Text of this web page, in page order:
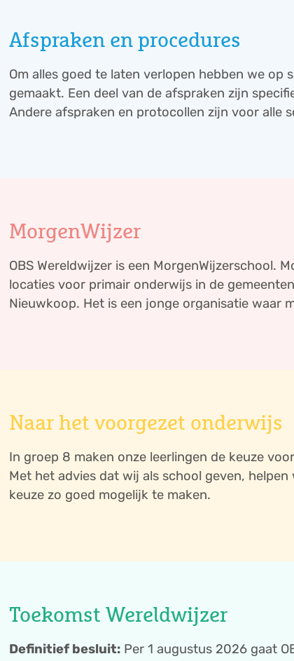
Afspraken en procedures
Om alles goed te laten verlopen hebben we op
gemaakt. Een deel van de afspraken zijn
Andere afspraken en protocollen zijn voor alle
MorgenWijzer
OBS Wereldwijzer is een MorgenWijzerschool.
locaties voor primair onderwijs in de
Nieuwkoop. Het is een jonge organisatie waar
Naar het voorgezet onderwijs
In groep 8 maken onze leerlingen de keuze
Met het advies dat wij als school geven, helpen
keuze zo goed mogelijk te maken.
Toekomst Wereldwijzer
Definitief besluit: Per 1 augustus 2026 gaat